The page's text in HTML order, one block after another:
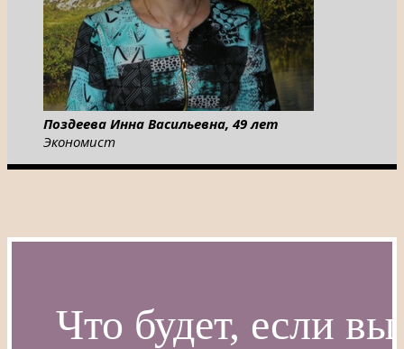
Поздеева Инна Васильевна, 49 лет
Экономист
Что будет, если вы